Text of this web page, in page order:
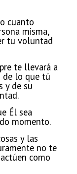
cuanto
misma,
tu voluntad
te llevará a
de lo que tú
y de su
Él sea
momento.
y las
no te
como